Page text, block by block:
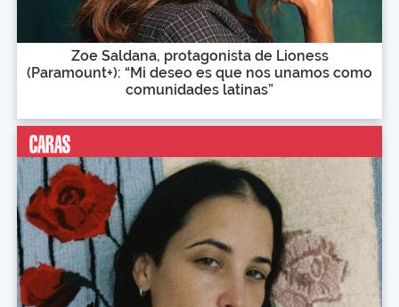
Zoe Saldana, protagonista de Lioness
(Paramount+): “Mi deseo es que nos unamos como
comunidades latinas”